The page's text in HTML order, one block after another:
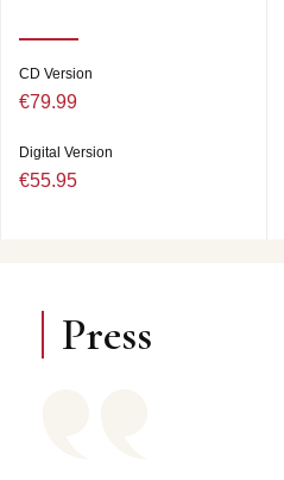
CD Version
€79.99
Digital Version
€55.95
Press